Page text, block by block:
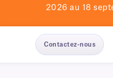
2026 au 18
Contactez-nous